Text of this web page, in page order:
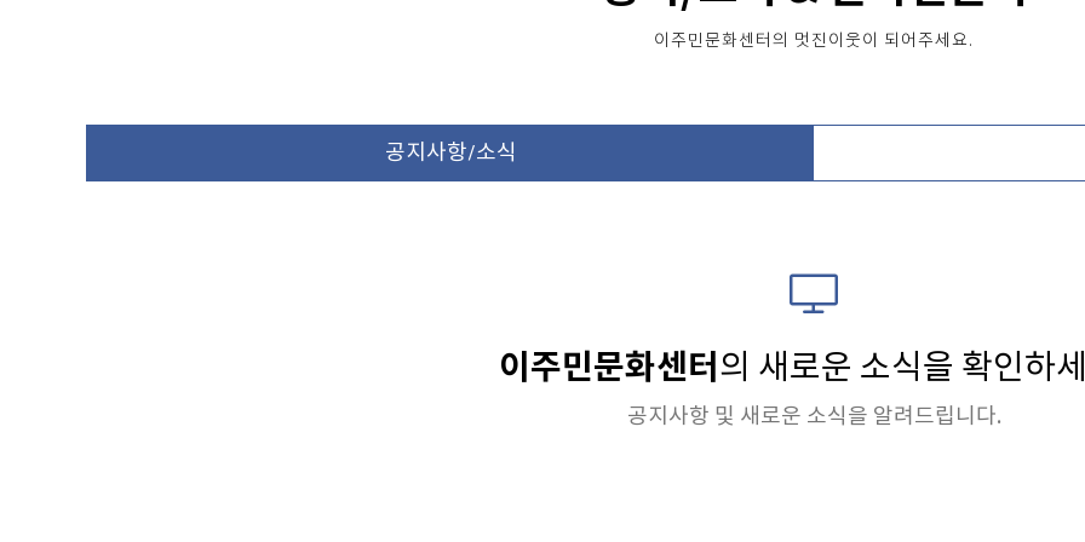
이주민문화센터의 멋진이웃이 되어주세요.
공지사항/소식
이주민문화센터 의 새로운 소식을 확인하
공지사항 및 새로운 소식을 알려드립니다.